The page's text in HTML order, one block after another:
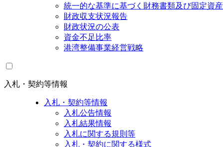
統一的な基準に基づく財務書類及び固定資
財政収支状況報告
財政状況の公表
資金不足比率
港湾整備事業経営戦略
入札・契約等情報
入札・契約等情報
入札公告情報
入札結果情報
入札に関する規則等
入札・契約に関する様式